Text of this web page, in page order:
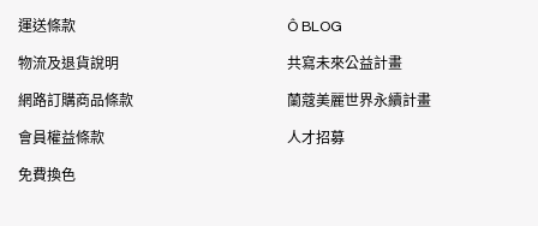
運送條款
物流及退貨說明
網路訂購商品條款
會員權益條款
免費換色
Ô BLOG
共寫未來公益計畫
蘭蔻美麗世界永續計畫
人才招募